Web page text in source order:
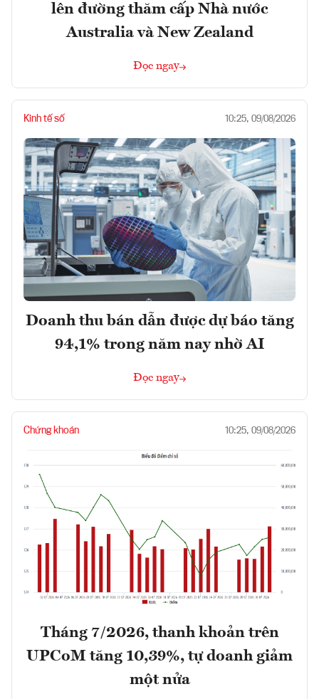
lên đường thăm cấp Nhà nước
Australia và New Zealand
Đọc ngay
Kinh tế số 10:25, 09/08/2026
Doanh thu bán dẫn được dự báo tăng
94,1% trong năm nay nhờ AI
Đọc ngay
Chứng khoán 10:25, 09/08/2026
Tháng 7/2026, thanh khoản trên
UPCoM tăng 10,39%, tự doanh giảm
một nửa